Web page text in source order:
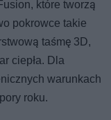
które tworzą
pokrowce takie
taśmę 3D,
ciepła. Dla
warunkach
roku.